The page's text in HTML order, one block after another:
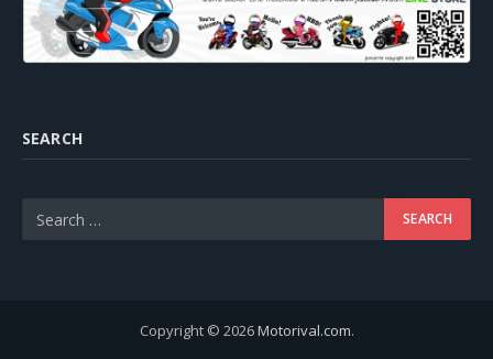
SEARCH
Copyright © 2026Motorival.com.